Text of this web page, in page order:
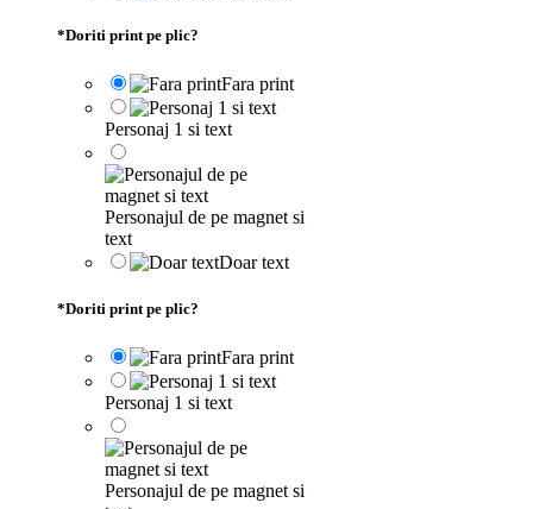
*Doriti print pe plic?
Fara print
Personaj 1 si text
Personajul de pe magnet si
text
Doar text
*Doriti print pe plic?
Fara print
Personaj 1 si text
Personajul de pe magnet si